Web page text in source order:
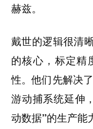
赫兹。
戴世的逻辑很清
的核心，标定精
性。他们先解决
游动捕系统延伸
动数据”的生产能